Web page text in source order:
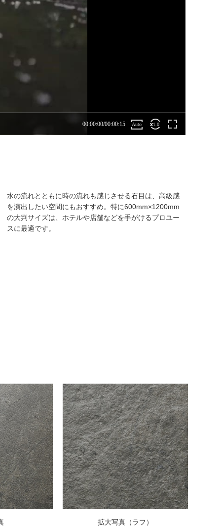
水の流れとともに時の流れも感じさせる石目は、高級感
を演出したい空間にもおすすめ。特に600mm×1200mm
の大判サイズは、ホテルや店舗などを手がけるプロユー
スに最適です。
拡大写真（ラフ）